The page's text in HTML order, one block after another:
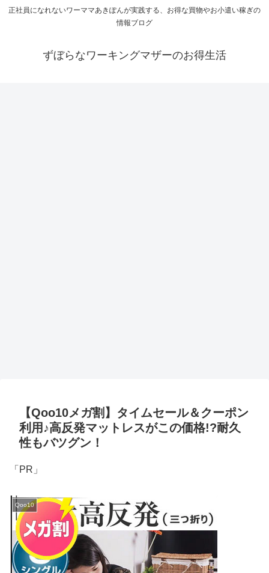
正社員になれないワーママあきぽんが実践する、お得な買物やお小遣い稼ぎの
情報ブログ
ずぼらなワーキングマザーのお得生活
【Qoo10メガ割】タイムセール＆クーポン
利用♪高反発マットレスがこの価格!?耐久
性もバツグン！
「PR」
Qoo10